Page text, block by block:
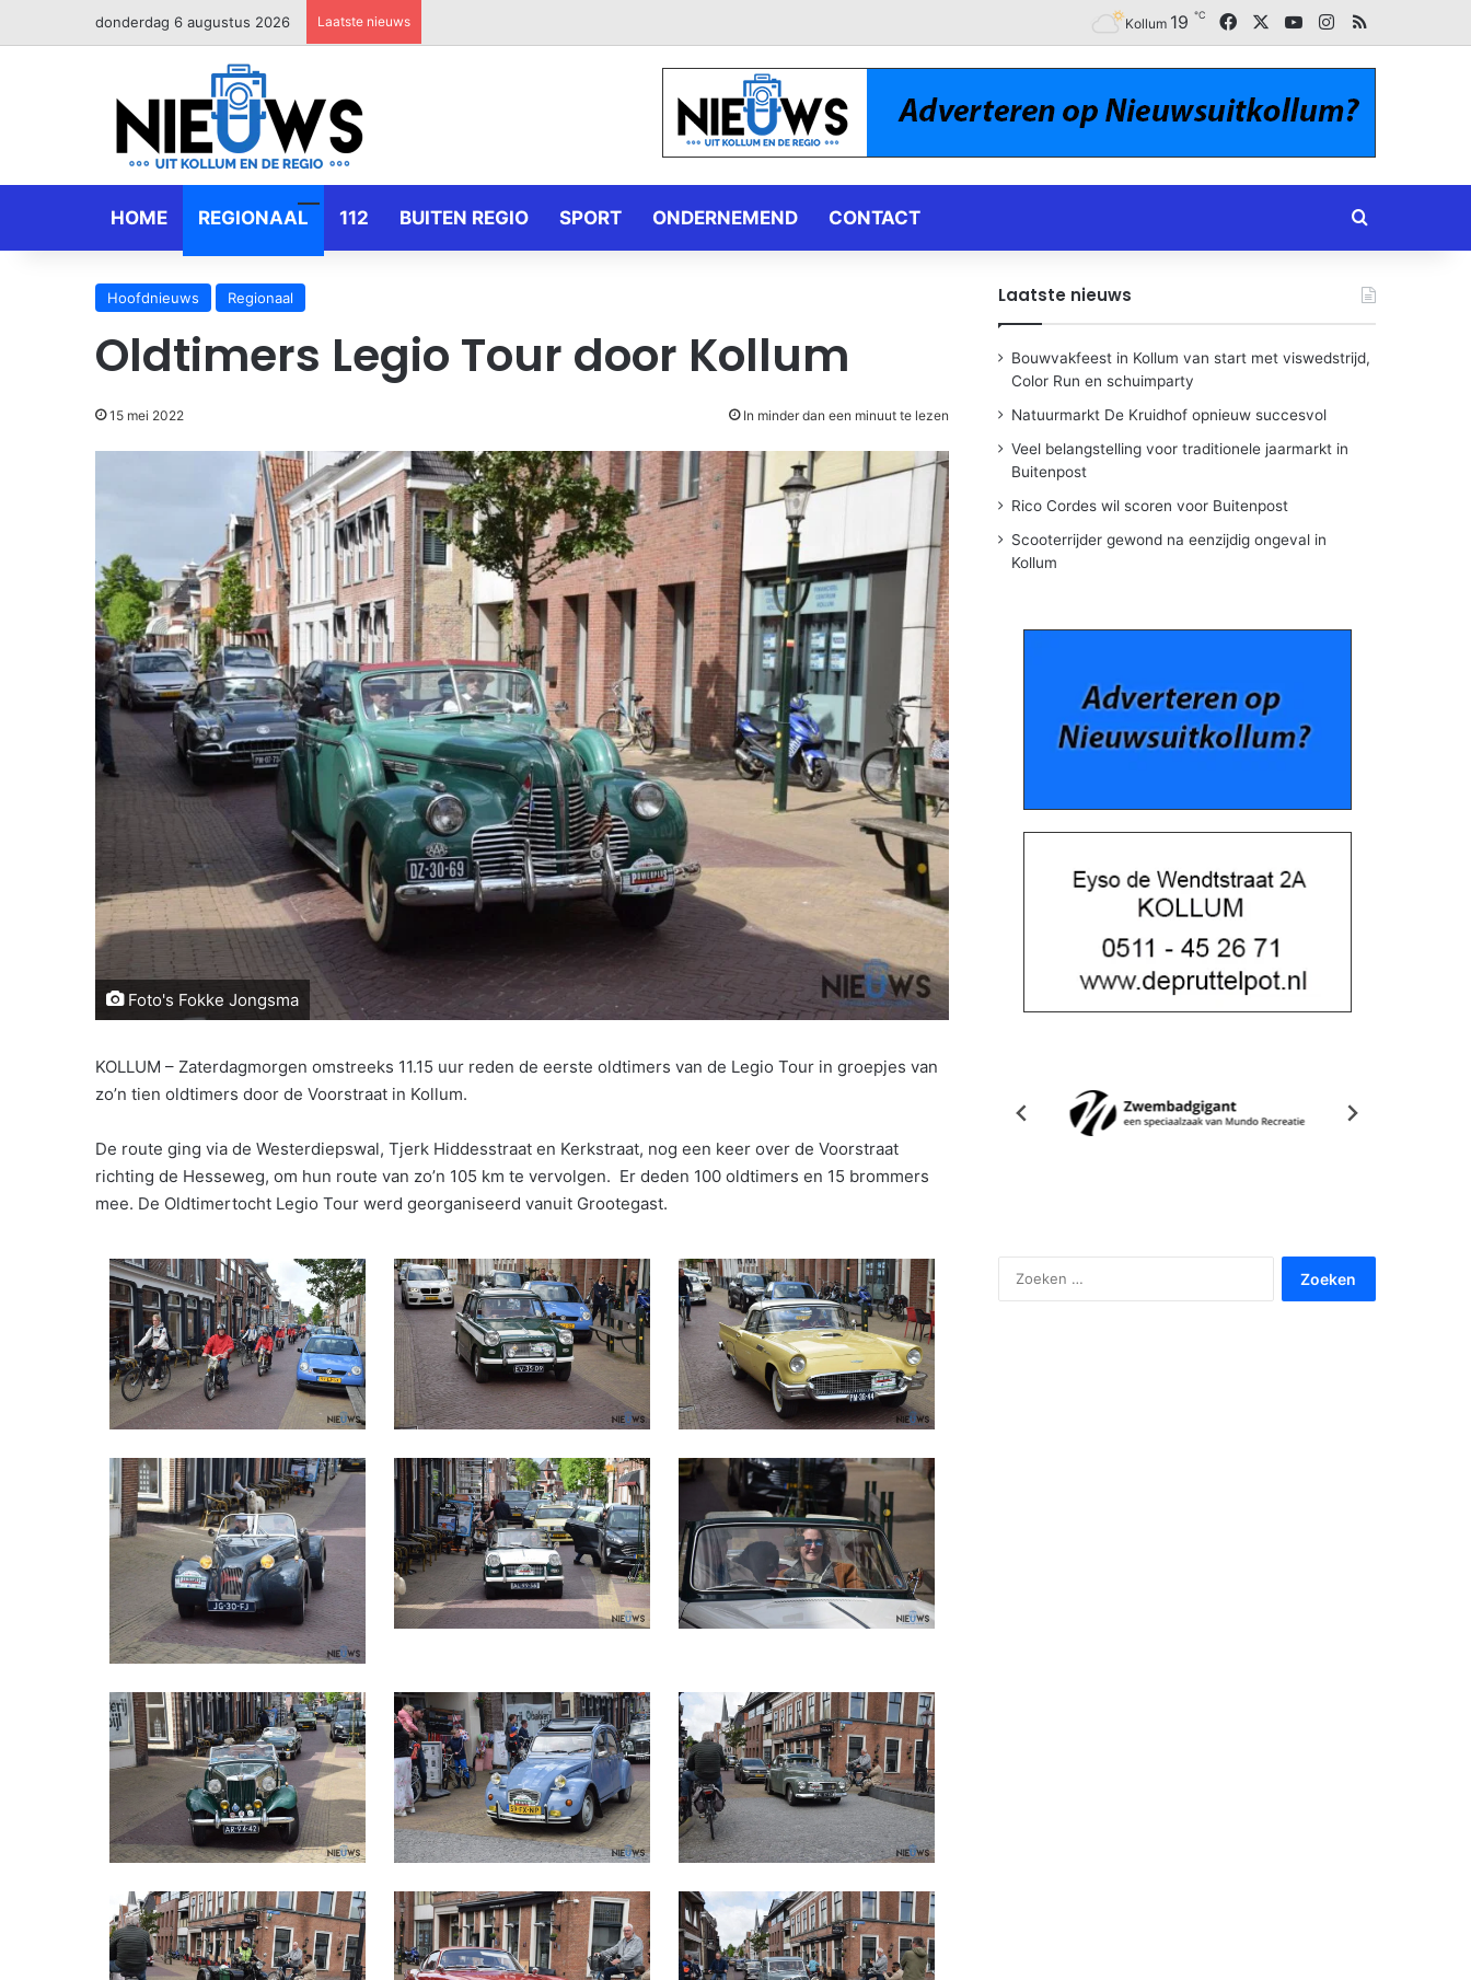
donderdag 6 augustus 2026 Laatste nieuws Kollum 19 ℃ FacebookYouTubeInstagram
RSS
HOME REGIONAAL 112 BUITEN REGIO SPORT ONDERNEMEND CONTACT Zoeken naar
Hoofdnieuws Regionaal
Oldtimers Legio Tour door Kollum
15 mei 2022 In minder dan een minuut te lezen
Foto's Fokke Jongsma
KOLLUM – Zaterdagmorgen omstreeks 11.15 uur reden de eerste oldtimers van de Legio Tour in groepjes van
zo’n tien oldtimers door de Voorstraat in Kollum.
De route ging via de Westerdiepswal, Tjerk Hiddesstraat en Kerkstraat, nog een keer over de Voorstraat
richting de Hesseweg, om hun route van zo’n 105 km te vervolgen. Er deden 100 oldtimers en 15 brommers
mee. De Oldtimertocht Legio Tour werd georganiseerd vanuit Grootegast.
Laatste nieuws
Bouwvakfeest in Kollum van start met viswedstrijd,
Color Run en schuimparty
Natuurmarkt De Kruidhof opnieuw succesvol
Veel belangstelling voor traditionele jaarmarkt in
Buitenpost
Rico Cordes wil scoren voor Buitenpost
Scooterrijder gewond na eenzijdig ongeval in
Kollum
naar: